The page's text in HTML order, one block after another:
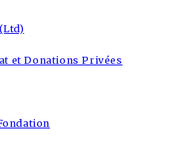
et Donations Privées